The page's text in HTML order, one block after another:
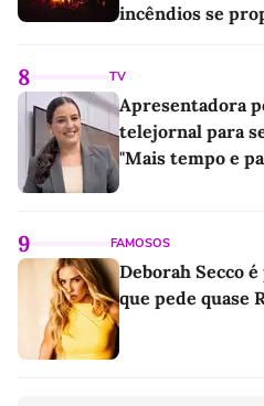
incêndios se
8 TV
Apresentadora
telejornal para
"Mais tempo e
9 FAMOSOS
Deborah Secco
que pede quase